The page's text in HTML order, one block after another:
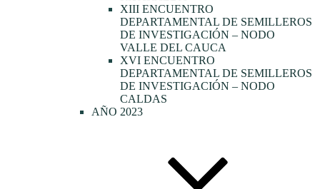
XIII ENCUENTRO
DEPARTAMENTAL DE SEMILLEROS
DE INVESTIGACIÓN – NODO
VALLE DEL CAUCA
XVI ENCUENTRO
DEPARTAMENTAL DE SEMILLEROS
DE INVESTIGACIÓN – NODO
CALDAS
AÑO 2023